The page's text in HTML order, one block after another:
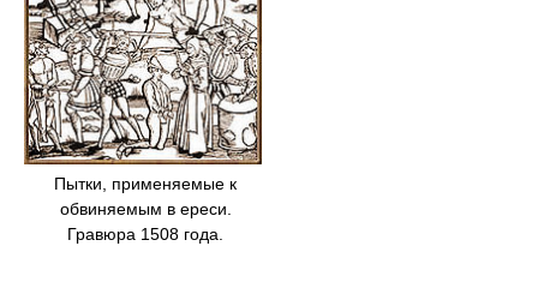
Пытки, применяемые к
обвиняемым в ереси.
Гравюра 1508 года.